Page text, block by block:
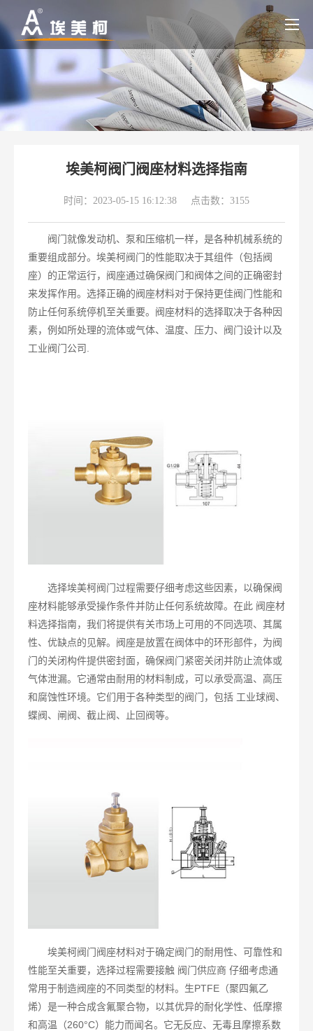
埃美柯阀门阀座材料选择指南
时间：2023-05-15 16:12:38 点击数：3155
阀门就像发动机、泵和压缩机一样，是各种机械系统的
重要组成部分。埃美柯阀门的性能取决于其组件（包括阀
座）的正常运行，阀座通过确保阀门和阀体之间的正确密封
来发挥作用。选择正确的阀座材料对于保持更佳阀门性能和
防止任何系统停机至关重要。阀座材料的选择取决于各种因
素，例如所处理的流体或气体、温度、压力、阀门设计以及
工业阀门公司.
选择埃美柯阀门过程需要仔细考虑这些因素，以确保阀
座材料能够承受操作条件并防止任何系统故障。在此 阀座材
料选择指南，我们将提供有关市场上可用的不同选项、其属
性、优缺点的见解。阀座是放置在阀体中的环形部件，为阀
门的关闭构件提供密封面，确保阀门紧密关闭并防止流体或
气体泄漏。它通常由耐用的材料制成，可以承受高温、高压
和腐蚀性环境。它们用于各种类型的阀门，包括 工业球阀、
蝶阀、闸阀、截止阀、止回阀等。
埃美柯阀门阀座材料对于确定阀门的耐用性、可靠性和
性能至关重要，选择过程需要接触 阀门供应商 仔细考虑通
常用于制造阀座的不同类型的材料。生PTFE（聚四氟乙
烯）是一种合成含氟聚合物，以其优异的耐化学性、低摩擦
和高温（260°C）能力而闻名。它无反应、无毒且摩擦系数